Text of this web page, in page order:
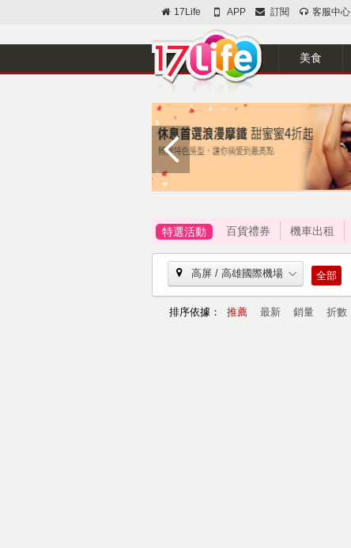
17Life APP 訂閱 客服中心
美食
特選活動 百貨禮券 機車出租
高屏 / 高雄國際機場 全部
排序依據： 推薦 最新 銷量 折數